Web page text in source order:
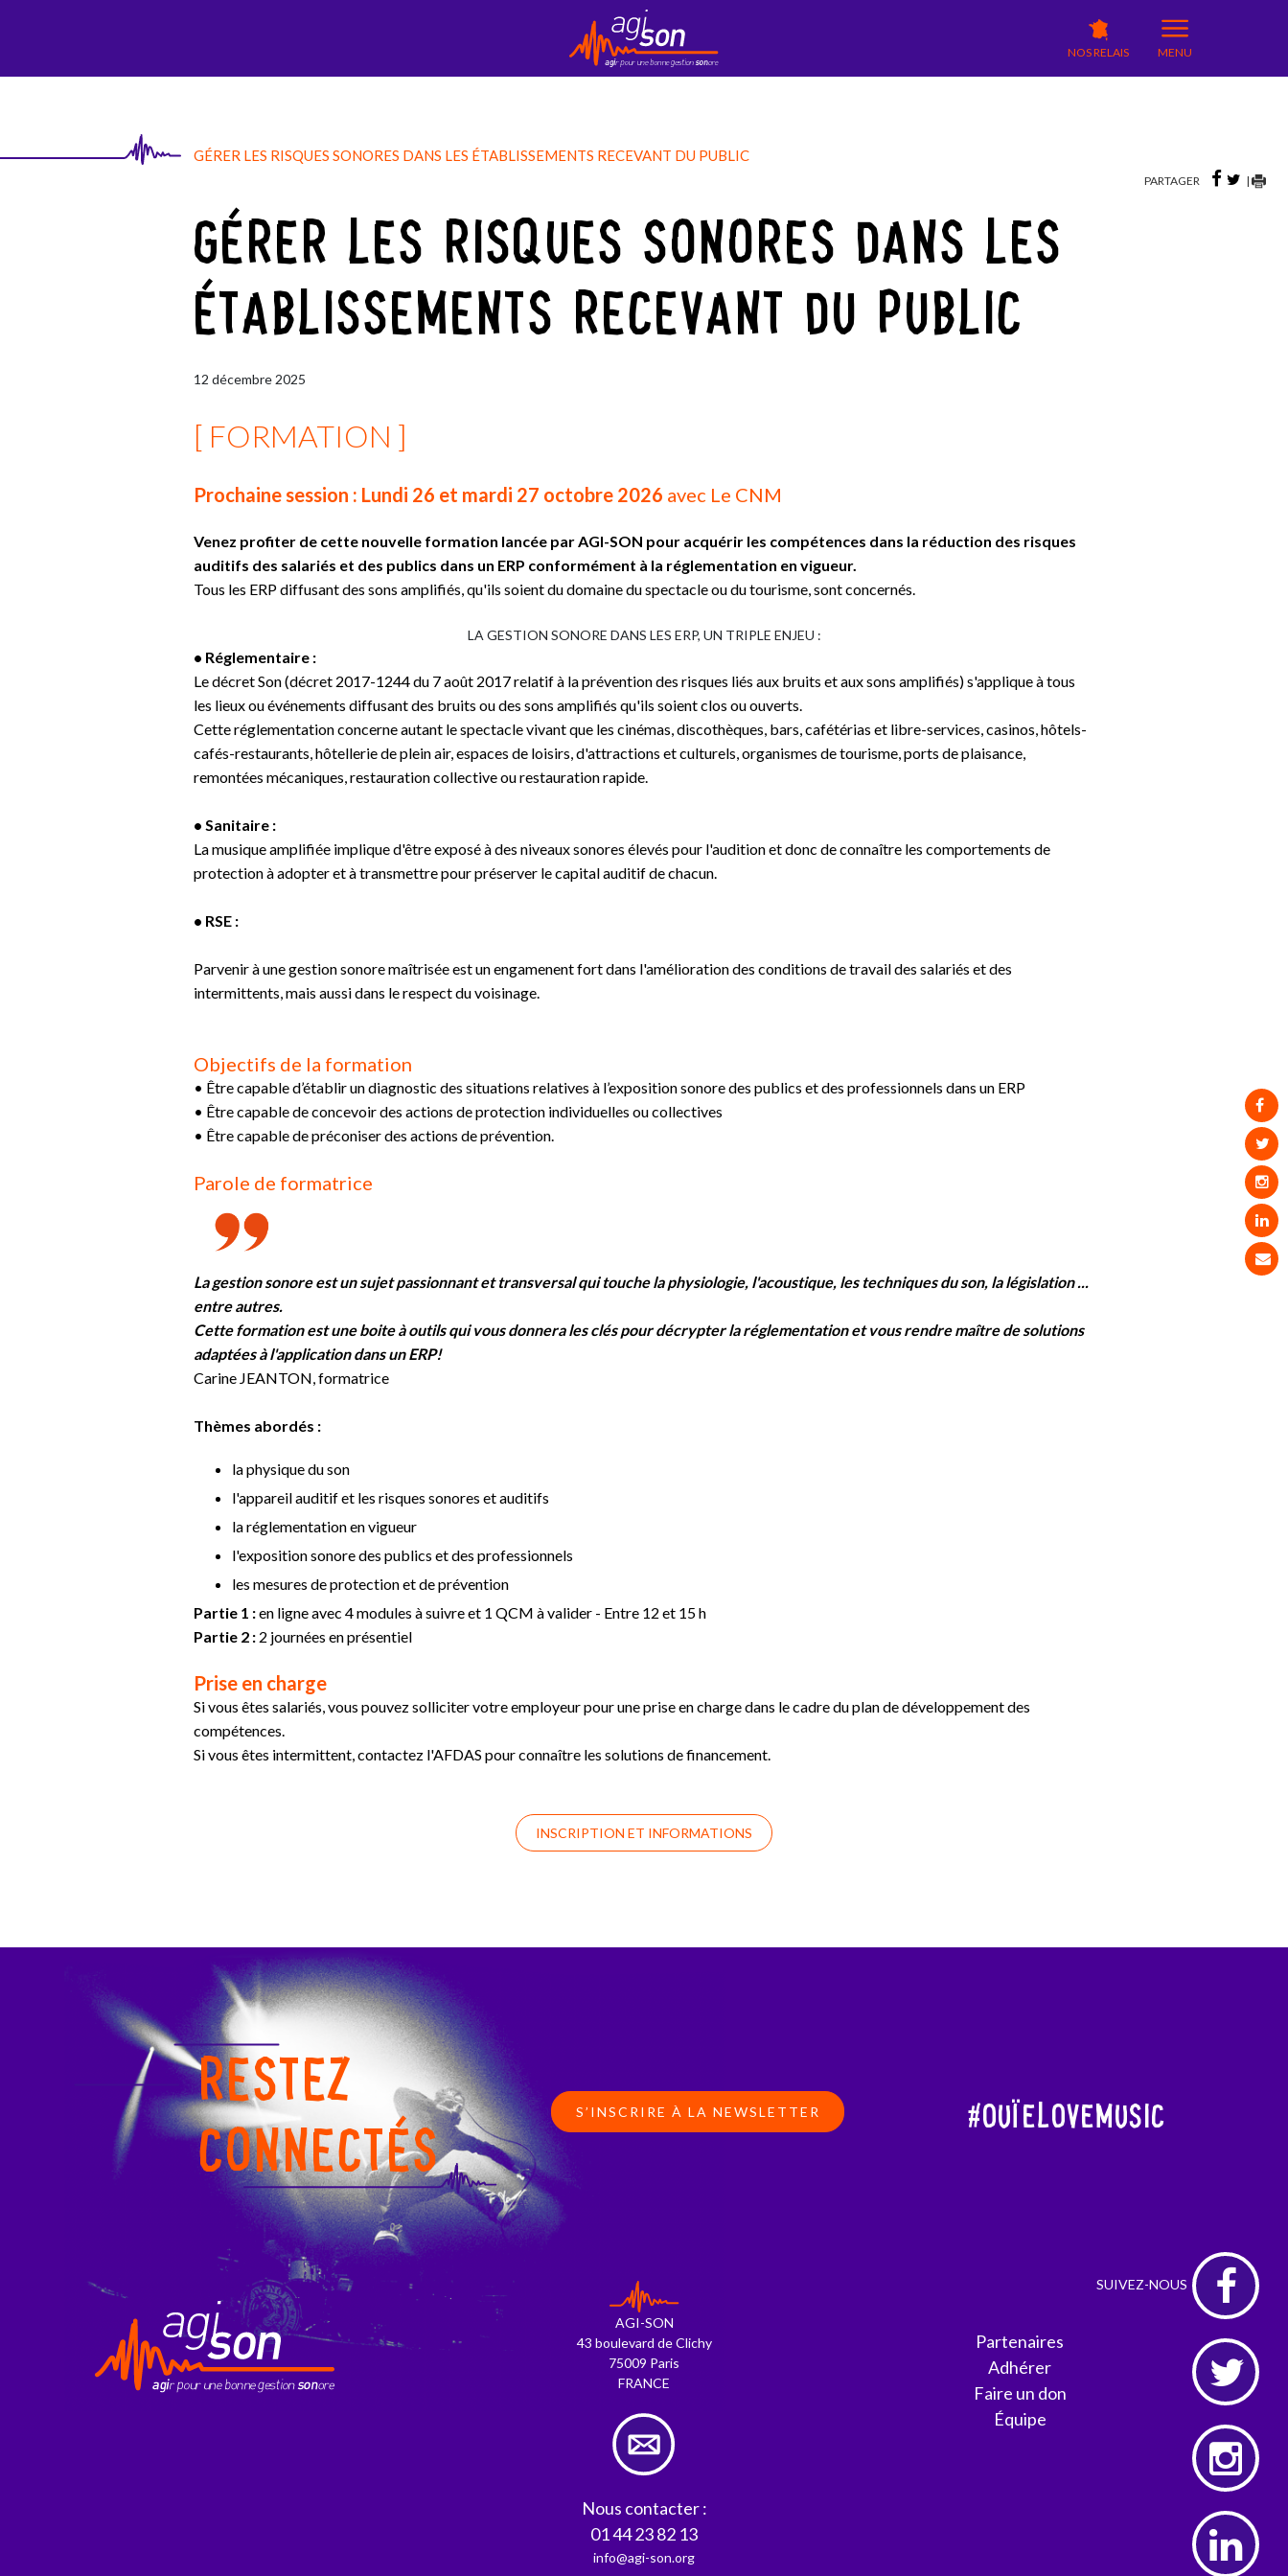
Contact
NOS RELAIS MENU
GÉRER LES RISQUES SONORES DANS LES ÉTABLISSEMENTS RECEVANT DU PUBLIC
PARTAGER |
GÉRER LES RISQUES SONORES DANS LES
ÉTABLISSEMENTS RECEVANT DU PUBLIC
12 décembre 2025
[ FORMATION ]
Prochaine session : Lundi 26 et mardi 27 octobre 2026 avec Le CNM
Venez profiter de cette nouvelle formation lancée par AGI-SON pour acquérir les compétences dans la réduction des risques
auditifs des salariés et des publics dans un ERP conformément à la réglementation en vigueur.
Tous les ERP diffusant des sons amplifiés, qu'ils soient du domaine du spectacle ou du tourisme, sont concernés.
LA GESTION SONORE DANS LES ERP, UN TRIPLE ENJEU :
• Réglementaire :
Le décret Son (décret 2017-1244 du 7 août 2017 relatif à la prévention des risques liés aux bruits et aux sons amplifiés) s'applique à tous
les lieux ou événements diffusant des bruits ou des sons amplifiés qu'ils soient clos ou ouverts.
Cette réglementation concerne autant le spectacle vivant que les cinémas, discothèques, bars, cafétérias et libre-services, casinos, hôtels-
cafés-restaurants, hôtellerie de plein air, espaces de loisirs, d'attractions et culturels, organismes de tourisme, ports de plaisance,
remontées mécaniques, restauration collective ou restauration rapide.
• Sanitaire :
La musique amplifiée implique d'être exposé à des niveaux sonores élevés pour l'audition et donc de connaître les comportements de
protection à adopter et à transmettre pour préserver le capital auditif de chacun.
• RSE :
Parvenir à une gestion sonore maîtrisée est un engamenent fort dans l'amélioration des conditions de travail des salariés et des
intermittents, mais aussi dans le respect du voisinage.
Objectifs de la formation
• Être capable d’établir un diagnostic des situations relatives à l’exposition sonore des publics et des professionnels dans un ERP
• Être capable de concevoir des actions de protection individuelles ou collectives
• Être capable de préconiser des actions de prévention.
Parole de formatrice
La gestion sonore est un sujet passionnant et transversal qui touche la physiologie, l'acoustique, les techniques du son, la législation ...
entre autres.
Cette formation est une boite à outils qui vous donnera les clés pourdécrypter la réglementation etvous rendre maître de solutions
adaptées à l'application dans un ERP!
Carine JEANTON, formatrice
Thèmes abordés :
la physique du son
l'appareil auditif et les risques sonores et auditifs
la réglementation en vigueur
l'exposition sonore des publics et des professionnels
les mesures de protection et de prévention
Partie 1 :en ligne avec 4 modules à suivre et 1 QCM à valider - Entre 12 et 15 h
Partie 2 : 2 journées en présentiel
Prise en charge
Si vous êtes salariés, vous pouvez solliciter votre employeur pour une prise en charge dans le cadre du plan de développement des
compétences.
Si vous êtes intermittent, contactez l'AFDAS pour connaître les solutions de financement.
INSCRIPTION ET INFORMATIONS
RESTEZ
CONNECTÉS
S’INSCRIRE À LA NEWSLETTER #OuïeLoveMusic
AGI-SON
43 boulevard de Clichy
75009 Paris
FRANCE
Nous contacter :
01 44 23 82 13
info@agi-son.org
Partenaires
Adhérer
Faire un don
Équipe